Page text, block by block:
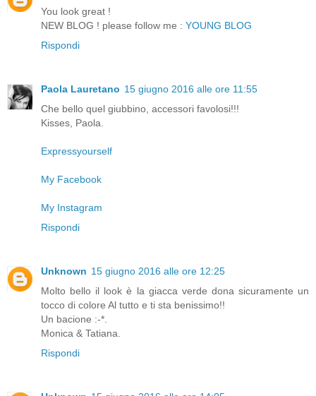
You look great !
NEW BLOG ! please follow me : YOUNG BLOG
Rispondi
Paola Lauretano 15 giugno 2016 alle ore 11:55
Che bello quel giubbino, accessori favolosi!!!
Kisses, Paola.
Expressyourself
My Facebook
My Instagram
Rispondi
Unknown 15 giugno 2016 alle ore 12:25
Molto bello il look è la giacca verde dona sicuramente un
tocco di colore Al tutto e ti sta benissimo!!
Un bacione :-*.
Monica & Tatiana.
Rispondi